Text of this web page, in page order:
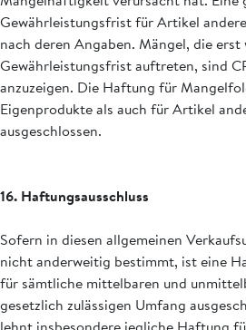
Gewährleistungsfrist für Artikel
nach deren Angaben. Mängel, die
Gewährleistungsfrist auftreten, sind
anzuzeigen. Die Haftung für
Eigenprodukte als auch für Artikel
ausgeschlossen.
16. Haftungsausschluss
Sofern in diesen allgemeinen
nicht anderweitig bestimmt, ist eine
für sämtliche mittelbaren und
gesetzlich zulässigen Umfang